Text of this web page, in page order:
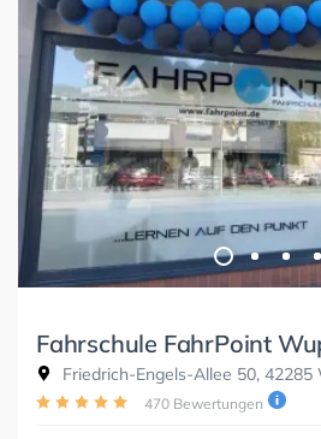
Fahrschule FahrPoint
Friedrich-Engels-Allee 50, 42285
470 Bewertungen